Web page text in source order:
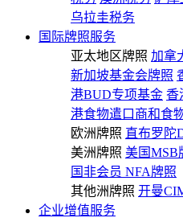
乌拉圭税务
国际牌照服务
亚太地区牌照 加拿
新加坡基金会牌照
港BUD专项基金 香
港食物遣口商和食
欧洲牌照 直布罗陀
美洲牌照 美国MSB
国非会员 NFA牌照
其他洲牌照 开曼
企业增值服务